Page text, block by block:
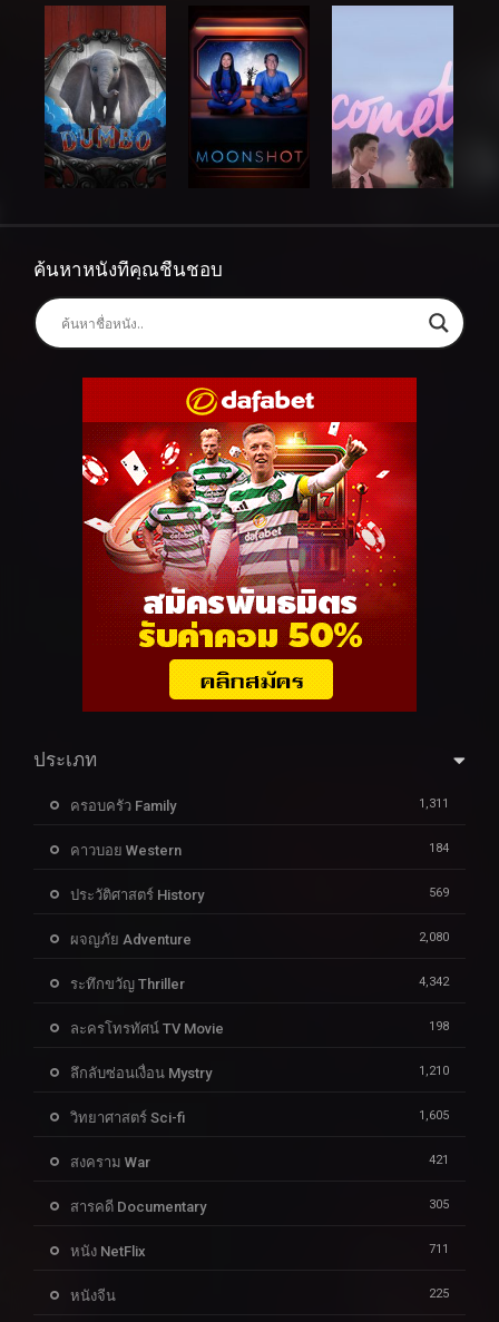
ค้นหาหนังที่คุณชื่นชอบ
ประเภท
ครอบครัว Family 1,311
คาวบอย Western 184
ประวัติศาสตร์ History 569
ผจญภัย Adventure 2,080
ระทึกขวัญ Thriller 4,342
ละครโทรทัศน์ TV Movie 198
ลึกลับซ่อนเงื่อน Mystry 1,210
วิทยาศาสตร์ Sci-fi 1,605
สงคราม War 421
สารคดี Documentary 305
หนัง NetFlix 711
หนังจีน 225